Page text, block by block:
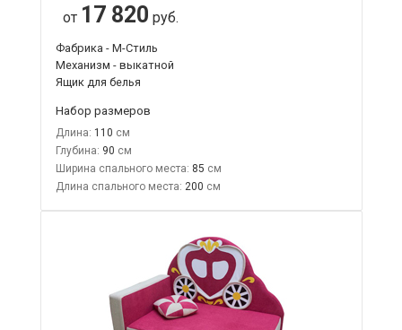
от 17 820 руб.
Фабрика - М-Стиль
Механизм - выкатной
Ящик для белья
Набор размеров
Длина: 110
Глубина: 90
Ширина спального места: 85
Длина спального места: 200